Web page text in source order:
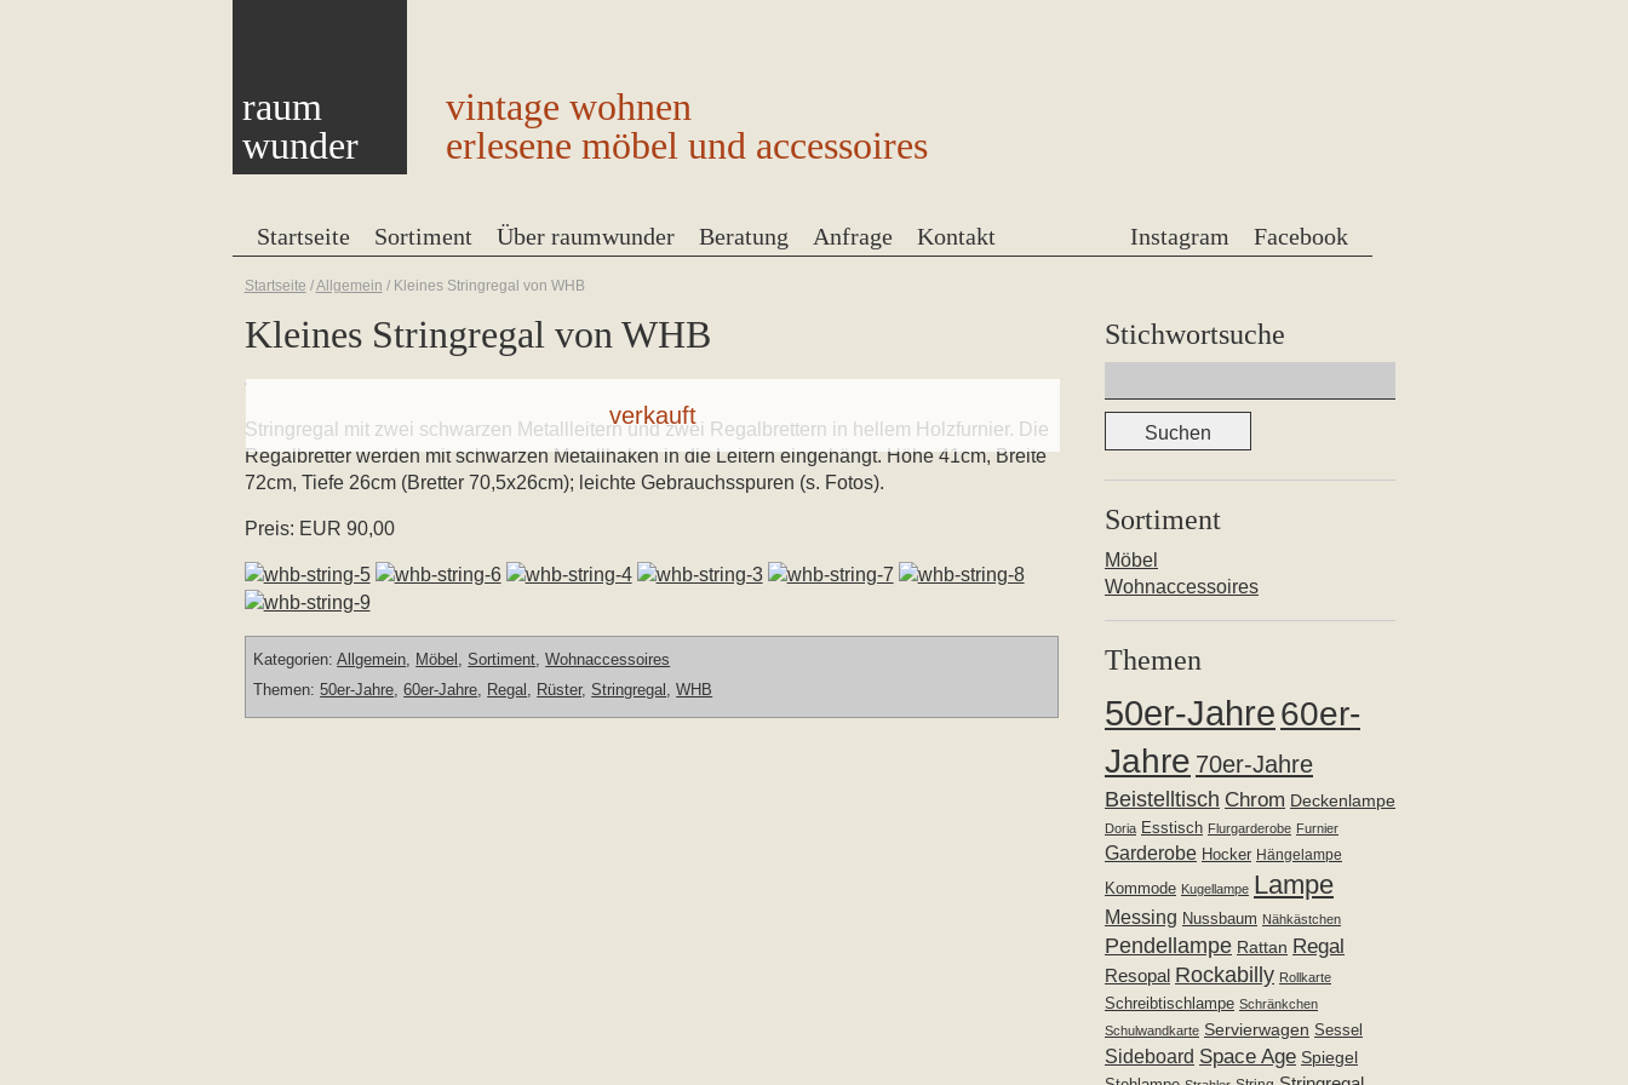
raum
wunder
vintage wohnen
erlesene möbel und accessoires
Startseite Sortiment Über raumwunder Beratung Anfrage Kontakt Facebook
Instagram
Startseite /Allgemein / Kleines Stringregal von WHB
Kleines Stringregal von WHB
Stringregal mit zwei schwarzen Metallleitern und zwei Regalbrettern in hellem Holzfurnier. Die
Regalbretter werden mit schwarzen Metallhaken in die Leitern eingehängt. Höhe 41cm, Breite
72cm, Tiefe 26cm (Bretter 70,5x26cm); leichte Gebrauchsspuren (s. Fotos).
Preis: EUR 90,00
Kategorien:Allgemein, Möbel ,Sortiment,Wohnaccessoires
Themen:50er-Jahre ,60er-Jahre Regal Rüster,Stringregal ,WHB
Stichwortsuche
nach:
Sortiment
Möbel
Wohnaccessoires
Themen
50er-Jahre60er-
Jahre 70er-Jahre
Beistelltisch Chrom Deckenlampe
Doria Esstisch Flurgarderobe Furnier
Garderobe Hocker Hängelampe
Kommode Kugellampe Lampe
Messing Nussbaum Nähkästchen
Pendellampe Rattan Regal
Resopal Rockabilly Rollkarte
Schreibtischlampe Schränkchen
Schulwandkarte Servierwagen Sessel
Sideboard Space Age Spiegel